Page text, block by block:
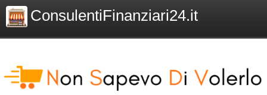
ConsulentiFinanziari24.it